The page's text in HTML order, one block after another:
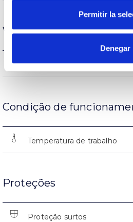
Permitir la
Denegar
Vida
L70 B10>(500<l≤1.000mA)
Condição de
Temperatura de trabalho
Proteções
Proteção surtos